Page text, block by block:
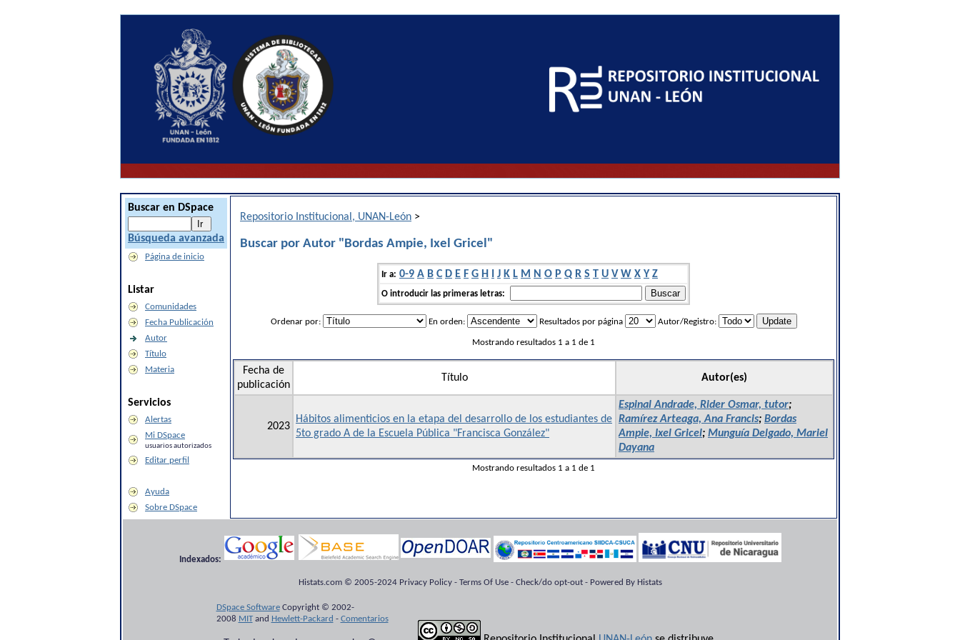
Buscar en DSpace
Búsqueda avanzada
Página de inicio
Listar
Comunidades
Fecha Publicación
Autor
Título
Materia
Servicios
Alertas
Mi DSpace
usuarios autorizados
Editar perfil
Ayuda
Sobre DSpace
Repositorio Institucional, UNAN-León >
Buscar por Autor "Bordas Ampie, Ixel Gricel"
Ir a: 0-9 A B C D E F G H I J K L M N O P Q R S T U V W X Y Z
O introducir las primeras letras:
Ordenar por: En orden: Resultados por página Autor/Registro:
Mostrando resultados 1 a 1 de 1
Fecha de
publicación
Título Autor(es)
2023
Hábitos alimenticios en la etapa del desarrollo de los estudiantes de
5to grado A de la Escuela Pública "Francisca González"
Espinal Andrade, Rider Osmar, tutor;
Ramírez Arteaga, Ana Francis; Bordas
Ampie, Ixel Gricel; Munguía Delgado, Mariel
Dayana
Mostrando resultados 1 a 1 de 1
Indexados:
Histats.com © 2005-2024 Privacy Policy - Terms Of Use - Check/do opt-out - Powered By Histats
DSpace SoftwareCopyright © 2002-
2008 MITand Hewlett-Packard - Comentarios